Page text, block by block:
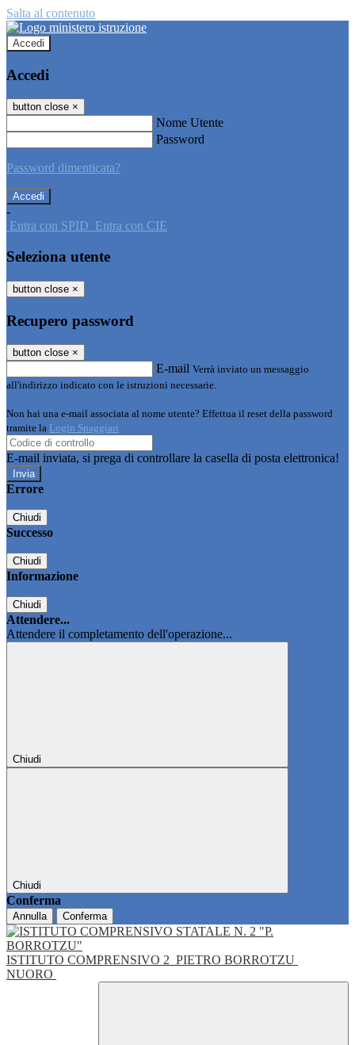
Salta al contenuto
Accedi
Accedi
button close ×
Nome Utente
Password
Password dimenticata?
-
Entra con SPID Entra con CIE
Seleziona utente
button close ×
Recupero password
button close ×
E-mail Verrà inviato un messaggio
all'indirizzo indicato con le istruzioni necessarie.
Non hai una e-mail associata al nome utente? Effettua il reset della password
tramite la Login Spaggiari
E-mail inviata, si prega di controllare la casella di posta elettronica!
Errore
Chiudi
Successo
Chiudi
Informazione
Chiudi
Attendere...
Attendere il completamento dell'operazione...
Chiudi
Chiudi
Conferma
Annulla Conferma
ISTITUTO COMPRENSIVO 2 PIETRO BORROTZU
NUORO